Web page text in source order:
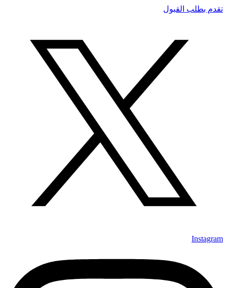
تقدم بطلب القبول
Instagram